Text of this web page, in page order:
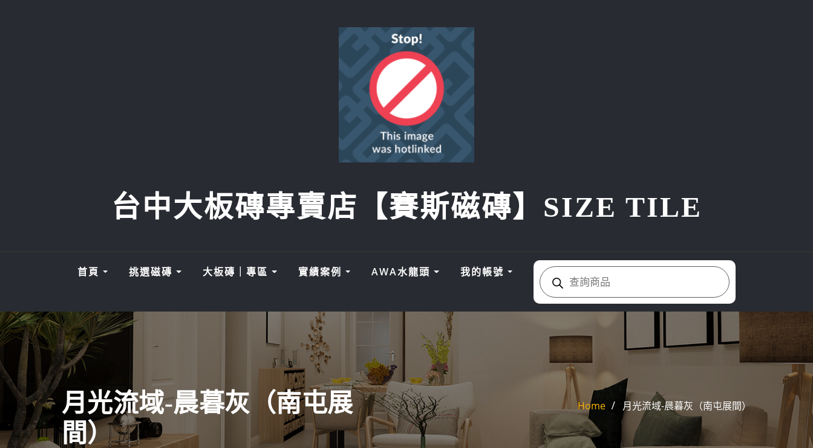
台中大板磚專賣店【賽斯磁磚】SIZE TILE
首頁 挑選磁磚 大板磚｜專區 實績案例 AWA水龍頭 我的帳號 Products
search
月光流域-晨暮灰（南屯展
間）
Home 月光流域-晨暮灰（南屯展間）